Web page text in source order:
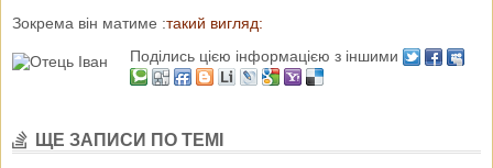
Зокрема він матиме :такий вигляд:
Поділись цією інформацією з іншими
ЩЕ ЗАПИСИ ПО ТЕМІ